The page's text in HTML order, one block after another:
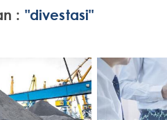
: "divestasi"